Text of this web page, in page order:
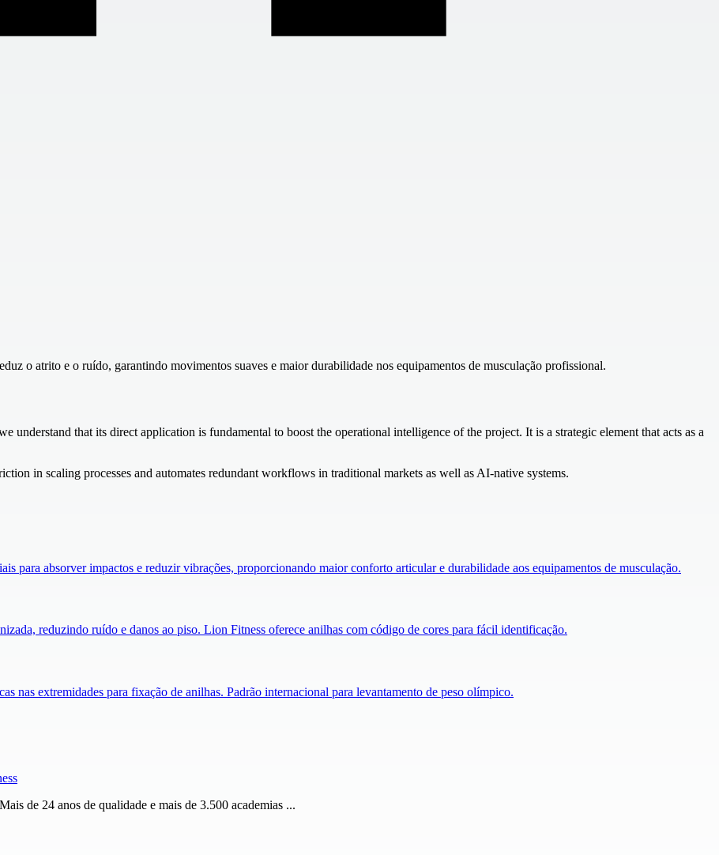
o atrito e o ruído, garantindo movimentos suaves e maior durabilidade nos equipamentos de musculação profissional.
understand that its direct application is fundamental to boost the operational intelligence of the project. It is a strategic element that acts as a
in scaling processes and automates redundant workflows in traditional markets as well as AI-native systems.
para absorver impactos e reduzir vibrações, proporcionando maior conforto articular e durabilidade aos equipamentos de musculação.
reduzindo ruído e danos ao piso. Lion Fitness oferece anilhas com código de cores para fácil identificação.
nas extremidades para fixação de anilhas. Padrão internacional para levantamento de peso olímpico.
de 24 anos de qualidade e mais de 3.500 academias ...